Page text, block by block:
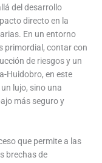
del desarrollo
directo en la
En un entorno
primordial, contar con
de riesgos y un
Huidobro, en este
lujo, sino una
más seguro y
que permite a las
brechas de